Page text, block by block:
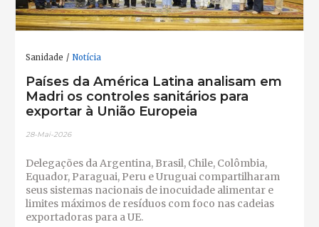
Sanidade Notícia
Países da América Latina analisam em
Madri os controles sanitários para
exportar à União Europeia
28-Mai-2026
Delegações da Argentina, Brasil, Chile, Colômbia,
Equador, Paraguai, Peru e Uruguai compartilharam
seus sistemas nacionais de inocuidade alimentar e
limites máximos de resíduos com foco nas cadeias
exportadoras para a UE.